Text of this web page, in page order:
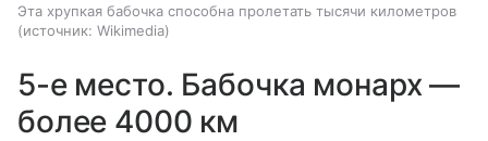
Эта хрупкая бабочка способна пролетать тысячи километров
источник: Wikimedia
5-е место. Бабочка монарх —
более 4000 км